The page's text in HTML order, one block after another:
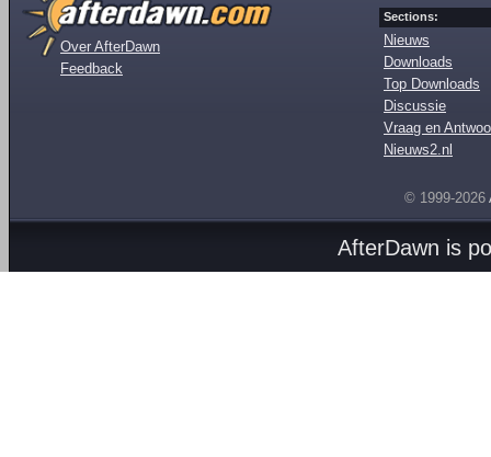
Over AfterDawn
Feedback
Sections:
Nieuws
Downloads
Top Downloads
Discussie
Vraag en
Nieuws2.nl
© 1999-2026
AfterDawn is